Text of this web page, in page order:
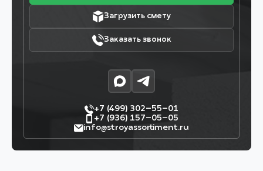
Загрузить смету
Заказать звонок
+7 (499) 302–55–01
+7 (936) 157–05–05
info@stroyassortiment.ru